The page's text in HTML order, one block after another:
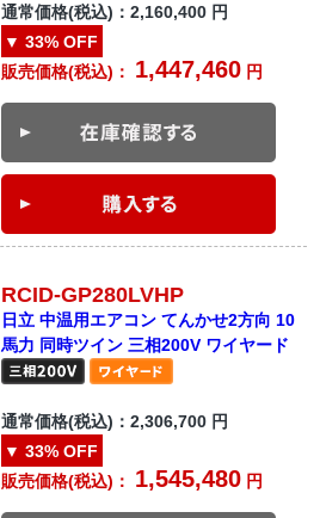
通常価格(税込)：2,160,400 円
▼ 33% OFF
販売価格(税込)： 1,447,460 円
RCID-GP280LVHP
日立 中温用エアコン てんかせ2方向 10
馬力 同時ツイン 三相200V ワイヤード
通常価格(税込)：2,306,700 円
▼ 33% OFF
販売価格(税込)： 1,545,480 円